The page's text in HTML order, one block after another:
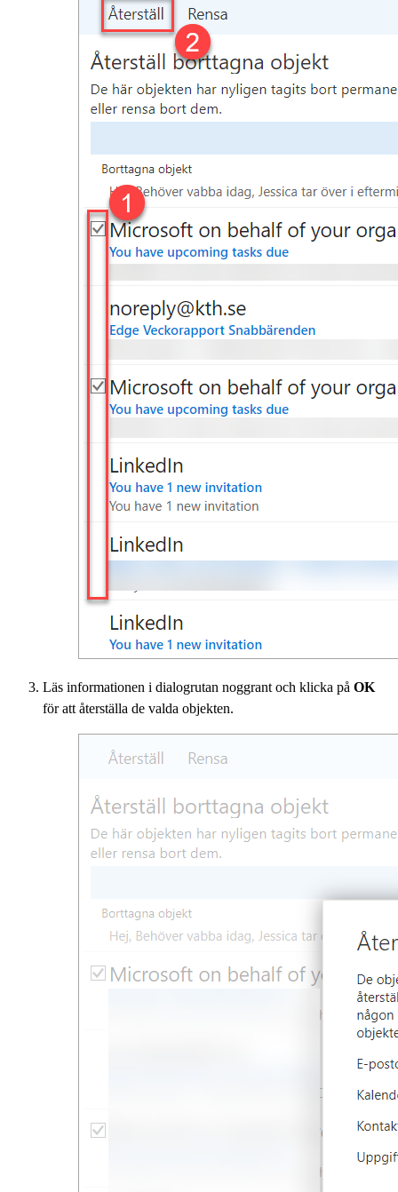
Läs informationen i dialogrutan noggrant och klicka på OK
för att återställa de valda objekten.